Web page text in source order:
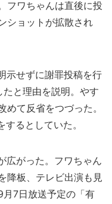
フワちゃんは直後に投
ショットが拡散され
示せずに謝罪投稿を行
と理由を説明。やす
て反省をつづった。
るとしていた。
広がった。フワちゃん
降板、テレビ出演も見
7日放送予定の「有